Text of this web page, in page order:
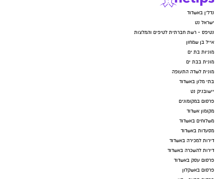
נדל"ן באשדוד
ישראל נט
נטיפס - רשת חברתית לטיפים והמלצות
אייל בן שמחון
מוניות בת ים
מונית בבת ים
מונית לשדה התעופה
בתי מלון באשדוד
יישובניק נט
פרסום במקומונים
מקומון אשדוד
משלוחים באשדוד
מסעדות באשדוד
דירות למכירה באשדוד
דירות להשכרה באשדוד
פרסום עסק באשדוד
פרסום באשקלון